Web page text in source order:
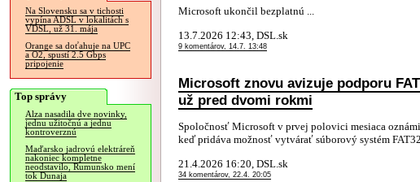
Na Slovensku sa v tichosti
vypína ADSL v lokalitách s
VDSL, už 31. mája
Orange sa doťahuje na UPC
a O2, spustí 2.5 Gbps
pripojenie
Top správy
Alza nasadila dve novinky,
jednu užitočnú a jednu
kontroverznú
Maďarsko jadrovú elektráreň
nakoniec kompletne
neodstavilo, Rumunsko mení
tok Dunaja
Microsoft ukončil bezplatnú ...
13.7.2026 12:43, DSL.sk
9 komentárov, 14.7. 13:48
Microsoft znovu avizuje podporu
už pred dvomi rokmi
Spoločnosť Microsoft v prvej polovici mesiaca
keď pridáva možnosť vytvárať súborový systém
21.4.2026 16:20, DSL.sk
34 komentárov, 22.4. 20:05